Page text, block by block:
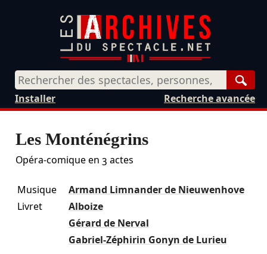
Recherche avancée
Installer
Les Monténégrins
Opéra-comique en 3 actes
Musique
Armand Limnander de Nieuwenhove
Livret
Alboize
Gérard de Nerval
Gabriel-Zéphirin Gonyn de Lurieu